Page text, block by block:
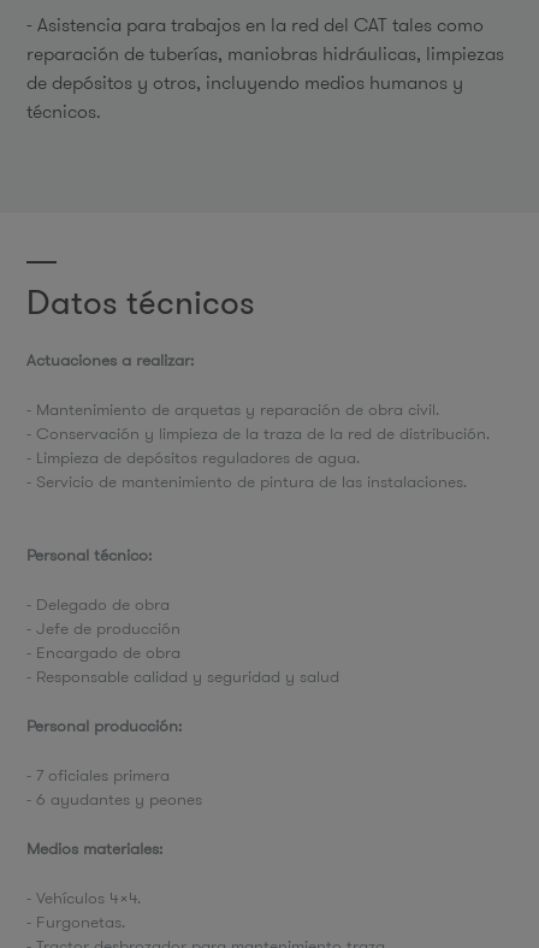
- Asistencia para trabajos en la red del CAT tales como
reparación de tuberías, maniobras hidráulicas, limpiezas
de depósitos y otros, incluyendo medios humanos y
técnicos.
Datos técnicos
Actuaciones a realizar:
- Mantenimiento de arquetas y reparación de obra civil.
- Conservación y limpieza de la traza de la red de distribución.
- Limpieza de depósitos reguladores de agua.
- Servicio de mantenimiento de pintura de las instalaciones.
Personal técnico:
- Delegado de obra
- Jefe de producción
- Encargado de obra
- Responsable calidad y seguridad y salud
Personal producción:
- 7 oficiales primera
- 6 ayudantes y peones
Medios materiales:
- Vehículos 4x4.
- Furgonetas.